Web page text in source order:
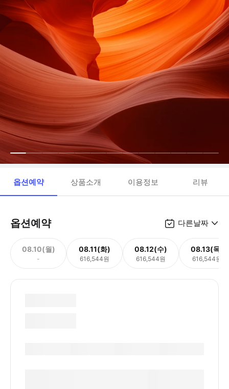
옵션예약 상품소개 이용정보 리뷰
옵션예약 다른날짜
08.10(월)
-
08.11(화)
616,544원
08.12(수)
616,544원
08.13(목)
616,544원